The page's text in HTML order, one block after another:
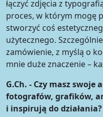
łączyć zdjęcia z
proces, w którym mogę
stworzyć coś
użytecznego.
zamówienie, z myślą o
mnie duże znaczenie –
G.Ch. - Czy masz
fotografów, grafików,
i inspirują do działania?